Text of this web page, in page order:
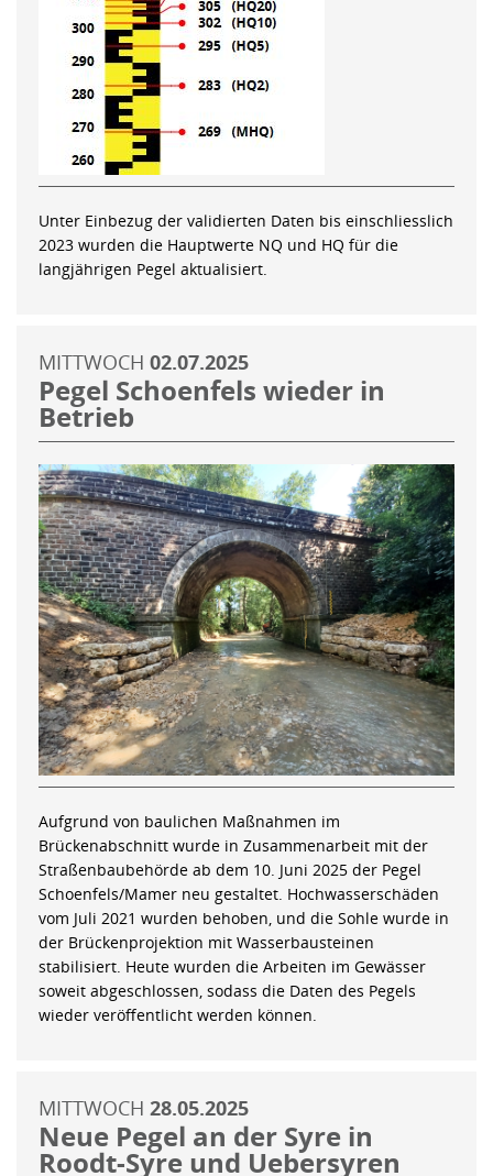
Unter Einbezug der validierten Daten bis einschliesslich
2023 wurden die Hauptwerte NQ und HQ für die
langjährigen Pegel aktualisiert.
MITTWOCH 02.07.2025
Pegel Schoenfels wieder in
Betrieb
Aufgrund von baulichen Maßnahmen im
Brückenabschnitt wurde in Zusammenarbeit mit der
Straßenbaubehörde ab dem 10. Juni 2025 der Pegel
Schoenfels/Mamer neu gestaltet. Hochwasserschäden
vom Juli 2021 wurden behoben, und die Sohle wurde in
der Brückenprojektion mit Wasserbausteinen
stabilisiert. Heute wurden die Arbeiten im Gewässer
soweit abgeschlossen, sodass die Daten des Pegels
wieder veröffentlicht werden können.
MITTWOCH 28.05.2025
Neue Pegel an der Syre in
Roodt-Syre und Uebersyren